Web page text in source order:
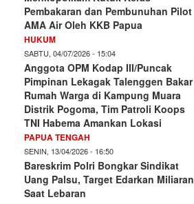
Pembakaran dan Pembunuhan Pilot
AMA Air Oleh KKB Papua
HUKUM
SABTU, 04/07/2026 - 15:04
Anggota OPM Kodap III/Puncak
Pimpinan Lekagak Talenggen Bakar
Rumah Warga di Kampung Muara
Distrik Pogoma, Tim Patroli Koops
TNI Habema Amankan Lokasi
PAPUA TENGAH
SENIN, 13/04/2026 - 16:50
Bareskrim Polri Bongkar Sindikat
Uang Palsu, Target Edarkan Miliaran
Saat Lebaran